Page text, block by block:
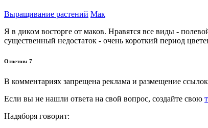
Выращивание растений Мак
Я в диком восторге от маков. Нравятся все виды -
существенный недостаток - очень короткий период
Ответов: 7
В комментариях запрещена реклама и размещение
Если вы не нашли ответа на свой вопрос, создайте свою
Надяборя говорит: